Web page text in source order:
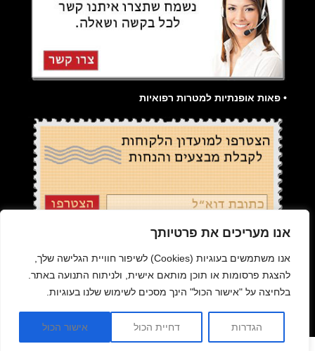
אנו מעריכים את פרטיותך
אנו משתמשים בעוגיות (Cookies) לשיפור חוויית הגלישה שלך,
להצגת פרסומות או תוכן מותאם אישית, ולניתוח התנועה באתר.
בלחיצה על "אישור הכול" הינך מסכים לשימוש שלנו בעוגיות.
הגדרות דחיית הכול אישור הכול
• פאות אופנתיות למטרות רפואיות
פאה רפואית הארכת שיער
תוספות שיער| תקנון האתר